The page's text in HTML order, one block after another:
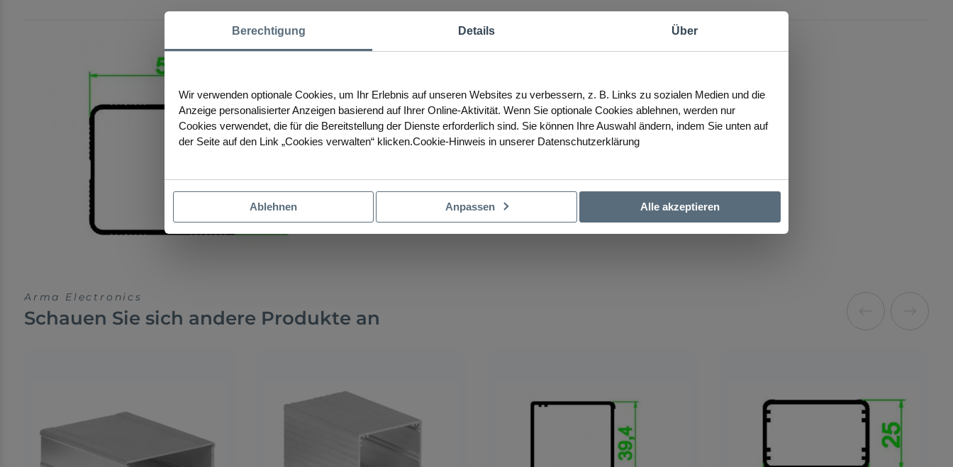
Arma Electronics
Schauen Sie sich andere Produkte an
Berechtigung Details Über
Wir verwenden optionale Cookies, um Ihr Erlebnis auf unseren Websites zu verbessern, z. B. Links zu sozialen Medien und die
Anzeige personalisierter Anzeigen basierend auf Ihrer Online-Aktivität. Wenn Sie optionale Cookies ablehnen, werden nur
Cookies verwendet, die für die Bereitstellung der Dienste erforderlich sind. Sie können Ihre Auswahl ändern, indem Sie unten auf
der Seite auf den Link „Cookies verwalten“ klicken.Cookie-Hinweis in unserer Datenschutzerklärung
Ablehnen Anpassen Alle akzeptieren